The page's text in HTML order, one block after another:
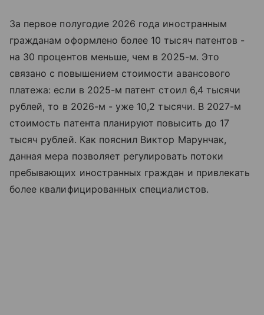
За первое полугодие 2026 года иностранным
гражданам оформлено более 10 тысяч патентов -
на 30 процентов меньше, чем в 2025-м. Это
связано с повышением стоимости авансового
платежа: если в 2025-м патент стоил 6,4 тысячи
рублей, то в 2026-м - уже 10,2 тысячи. В 2027-м
стоимость патента планируют повысить до 17
тысяч рублей. Как пояснил Виктор Марунчак,
данная мера позволяет регулировать потоки
пребывающих иностранных граждан и привлекать
более квалифицированных специалистов.